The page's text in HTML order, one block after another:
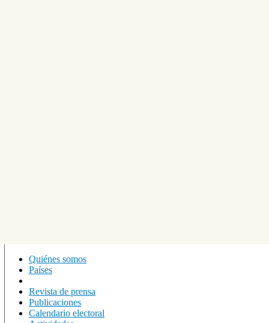
Quiénes somos
Países
Revista de prensa
Publicaciones
Calendario electoral